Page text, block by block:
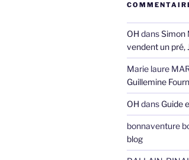
OH dansSimon
vendent un pré,
Marie laure
Guillemine
OH dans Guide
bonnaventure
blog